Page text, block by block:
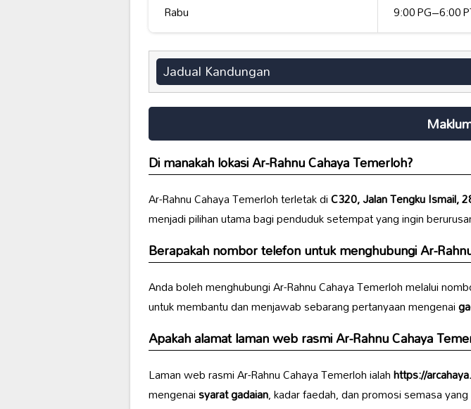
Rabu
9:00 PG–6:00
Jadual Kandungan
Di manakah lokasi Ar-Rahnu Cahaya Temerloh?
Ar-Rahnu Cahaya Temerloh terletak diC320, Jalan Tengku Ismail,
menjadi pilihan utama bagi penduduk setempat yang ingin
Berapakah nombor telefon untuk menghubungi Ar-
Anda boleh menghubungi Ar-Rahnu Cahaya Temerloh melalui
untuk membantu dan menjawab sebarang pertanyaan mengenai
Apakah alamat laman web rasmi Ar-Rahnu Cahaya
Laman web rasmi Ar-Rahnu Cahaya Temerloh ialahhttps://
mengenaisyarat gadaian, kadar faedah, dan promosi semasa